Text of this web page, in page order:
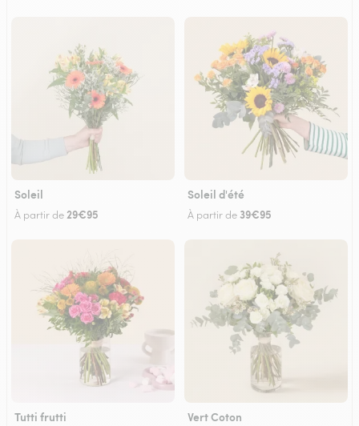
Soleil
À partir de29€95
Soleil d'été
À partir de 39€95
Tutti frutti Vert Coton